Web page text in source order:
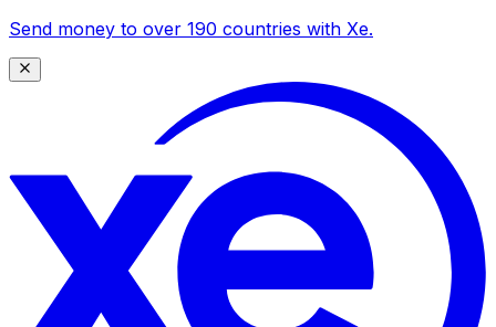
Send money to over 190 countries with Xe.